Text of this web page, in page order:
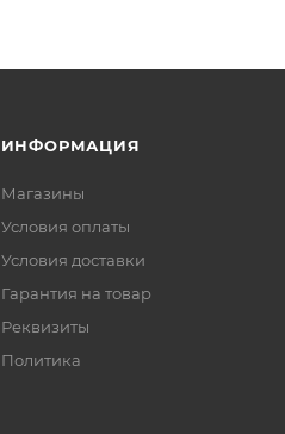
ИНФОРМАЦИЯ
Магазины
Условия оплаты
Условия доставки
Гарантия на товар
Реквизиты
Политика